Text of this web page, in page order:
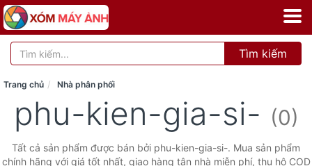
Tìm kiếm
Trang chủ Nhà phân phối
phu-kien-gia-si- (0)
Tất cả sản phẩm được bán bởi phu-kien-gia-si-. Mua sản phẩm
chính hãng với giá tốt nhất, giao hàng tận nhà miễn phí, thu hộ COD